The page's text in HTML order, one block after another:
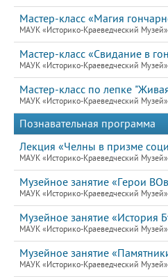
Мастер-класс «Магия
МАУК «Историко-Краеведческий Музей»
Мастер-класс «Свидание в
МАУК «Историко-Краеведческий Музей»
Мастер-класс по лепке
МАУК «Историко-Краеведческий Музей»
Познавательная программа
Лекция «Челны в призме
МАУК «Историко-Краеведческий Музей»
Музейное занятие «Герои
МАУК «Историко-Краеведческий Музей»
Музейное занятие «История
МАУК «Историко-Краеведческий Музей»
Музейное занятие
МАУК «Историко-Краеведческий Музей»